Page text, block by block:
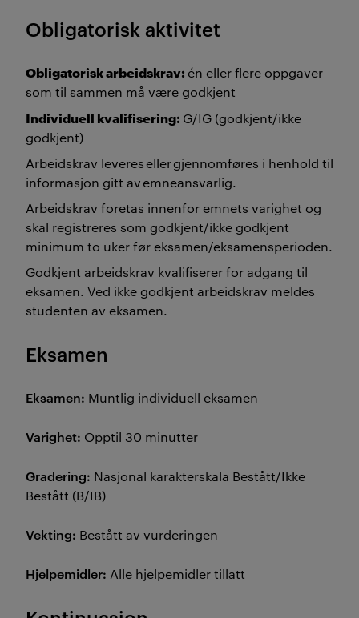
Obligatorisk aktivitet
Obligatorisk arbeidskrav: én eller flere oppgaver
som til sammen må være godkjent
Individuell kvalifisering: G/IG (godkjent/ikke
godkjent)
Arbeidskrav leveres eller gjennomføres i henhold til
informasjon gitt av emneansvarlig.
Arbeidskrav foretas innenfor emnets varighet og
skal registreres som godkjent/ikke godkjent
minimum to uker før eksamen/eksamensperioden.
Godkjent arbeidskrav kvalifiserer for adgang til
eksamen. Ved ikke godkjent arbeidskrav meldes
studenten av eksamen.
Eksamen
Eksamen: Muntlig individuell eksamen
Varighet: Opptil 30 minutter
Gradering: Nasjonal karakterskala Bestått/Ikke
Bestått (B/IB)
Vekting: Bestått av vurderingen
Hjelpemidler: Alle hjelpemidler tillatt